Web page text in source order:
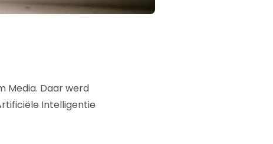
Media. Daar werd
Intelligentie